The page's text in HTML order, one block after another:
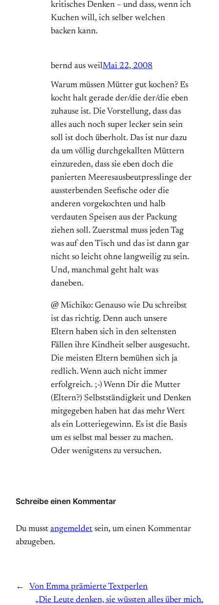
kritisches Denken – und dass, wenn ich
Kuchen will, ich selber welchen
backen kann.
bernd aus weilMai 22, 2008
Warum müssen Mütter gut kochen? Es
kocht halt gerade der/die der/die eben
zuhause ist. Die Vorstellung, dass das
alles auch noch super lecker sein sein
soll ist doch überholt. Das ist nur dazu
da um völlig durchgekallten Müttern
einzureden, dass sie eben doch die
panierten Meeresausbeutpresslinge der
aussterbenden Seefische oder die
anderen vorgekochten und halb
verdauten Speisen aus der Packung
ziehen soll. Zuerstmal muss jeden Tag
was auf den Tisch und das ist dann gar
nicht so leicht ohne langweilig zu sein.
Und, manchmal geht halt was
daneben.
@ Michiko: Genauso wie Du schreibst
ist das richtig. Denn auch unsere
Eltern haben sich in den seltensten
Fällen ihre Kindheit selber ausgesucht.
Die meisten Eltern bemühen sich ja
redlich. Wenn auch nicht immer
erfolgreich. ;-) Wenn Dir die Mutter
(Eltern?) Selbstständigkeit und Denken
mitgegeben haben hat das mehr Wert
als ein Lotteriegewinn. Es ist die Basis
um es selbst mal besser zu machen.
Oder wenigstens zu versuchen.
Schreibe einen Kommentar
Du musst angemeldet sein, um einen Kommentar
abzugeben.
←
Von Emma prämierte Textperlen
„Die Leute denken, sie wüssten alles über mich.